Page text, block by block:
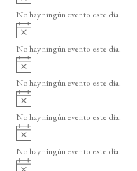
o
v
i
o
No hay ningún evento este día.
A
v
i
o
No hay ningún evento este día.
A
v
i
o
No hay ningún evento este día.
A
v
i
o
No hay ningún evento este día.
A
v
i
No hay ningún evento este día.
A